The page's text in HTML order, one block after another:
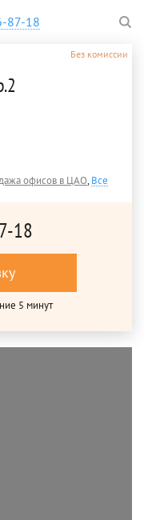
87-18
Без комиссии
офисов в ЦАО,Все
18
5 минут